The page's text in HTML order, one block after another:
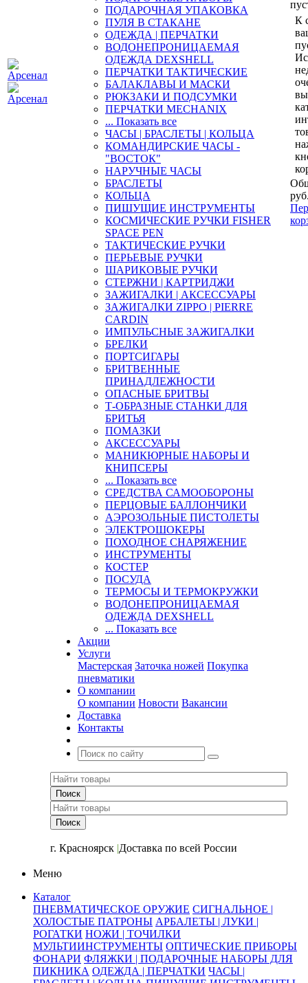
ПОДАРОЧНАЯ УПАКОВКА
ПУЛЯ В СТАКАНЕ
ОДЕЖДА | ПЕРЧАТКИ
ВОДОНЕПРОНИЦАЕМАЯ
ОДЕЖДА DEXSHELL
ПЕРЧАТКИ ТАКТИЧЕСКИЕ
БАЛАКЛАВЫ И МАСКИ
РЮКЗАКИ И ПОДСУМКИ
ПЕРЧАТКИ MECHANIX
... Показать все
ЧАСЫ | БРАСЛЕТЫ | КОЛЬЦА
КОМАНДИРСКИЕ ЧАСЫ -
"ВОСТОК"
НАРУЧНЫЕ ЧАСЫ
БРАСЛЕТЫ
КОЛЬЦА
ПИШУЩИЕ ИНСТРУМЕНТЫ
КОСМИЧЕСКИЕ РУЧКИ FISHER
SPACE PEN
ТАКТИЧЕСКИЕ РУЧКИ
ПЕРЬЕВЫЕ РУЧКИ
ШАРИКОВЫЕ РУЧКИ
СТЕРЖНИ | КАРТРИДЖИ
ЗАЖИГАЛКИ | АКСЕССУАРЫ
ЗАЖИГАЛКИ ZIPPO | PIERRE
CARDIN
ИМПУЛЬСНЫЕ ЗАЖИГАЛКИ
БРЕЛКИ
ПОРТСИГАРЫ
БРИТВЕННЫЕ
ПРИНАДЛЕЖНОСТИ
ОПАСНЫЕ БРИТВЫ
Т-ОБРАЗНЫЕ СТАНКИ ДЛЯ
БРИТЬЯ
ПОМАЗКИ
АКСЕССУАРЫ
МАНИКЮРНЫЕ НАБОРЫ И
КНИПСЕРЫ
... Показать все
СРЕДСТВА САМООБОРОНЫ
ПЕРЦОВЫЕ БАЛЛОНЧИКИ
АЭРОЗОЛЬНЫЕ ПИСТОЛЕТЫ
ЭЛЕКТРОШОКЕРЫ
ПОХОДНОЕ СНАРЯЖЕНИЕ
ИНСТРУМЕНТЫ
КОСТЕР
ПОСУДА
ТЕРМОСЫ И ТЕРМОКРУЖКИ
ВОДОНЕПРОНИЦАЕМАЯ
ОДЕЖДА DEXSHELL
... Показать все
Акции
Услуги
Мастерская Заточка ножей Покупка
пневматики
О компании
О компании Новости Вакансии
Доставка
Контакты
г. Красноярск |Доставка по всей России
К
Меню
Каталог
ПНЕВМАТИЧЕСКОЕ ОРУЖИЕ СИГНАЛЬНОЕ |
ХОЛОСТЫЕ ПАТРОНЫ АРБАЛЕТЫ | ЛУКИ |
РОГАТКИ НОЖИ | ТОЧИЛКИ
МУЛЬТИИНСТРУМЕНТЫ ОПТИЧЕСКИЕ ПРИБОРЫ
ФОНАРИ ФЛЯЖКИ | ПОДАРОЧНЫЕ НАБОРЫ ДЛЯ
ПИКНИКА ОДЕЖДА | ПЕРЧАТКИ ЧАСЫ |